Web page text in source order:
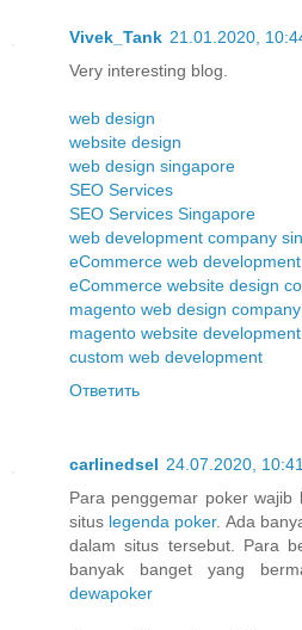
Vivek_Tank 21.01.2020,
Very interesting blog.
web design
website design
web design singapore
SEO Services
SEO Services Singapore
web development company
eCommerce web
eCommerce website design
magento web design company
magento website development
custom web development
Ответить
carlinedsel 24.07.2020,
Para penggemar poker
situs legenda poker. Ada
dalam situs tersebut. Para
banyak banget yang
dewapoker